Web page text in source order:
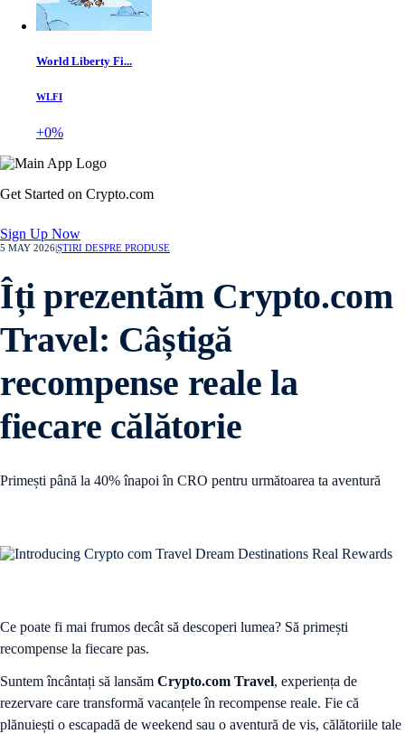
World Liberty Fi...
WLFI
+0%
Get Started on Crypto.com
Sign Up Now
5 MAY 2026ȘTIRI DESPRE PRODUSE
Îți prezentăm Crypto.com
Travel: Câștigă
recompense reale la
fiecare călătorie
Primești până la 40% înapoi în CRO pentru următoarea ta aventură
Ce poate fi mai frumos decât să descoperi lumea? Să primești
recompense la fiecare pas.
Suntem încântați să lansăm Crypto.com Travel, experiența de
rezervare care transformă vacanțele în recompense reale. Fie că
plănuiești o escapadă de weekend sau o aventură de vis, călătoriile tale